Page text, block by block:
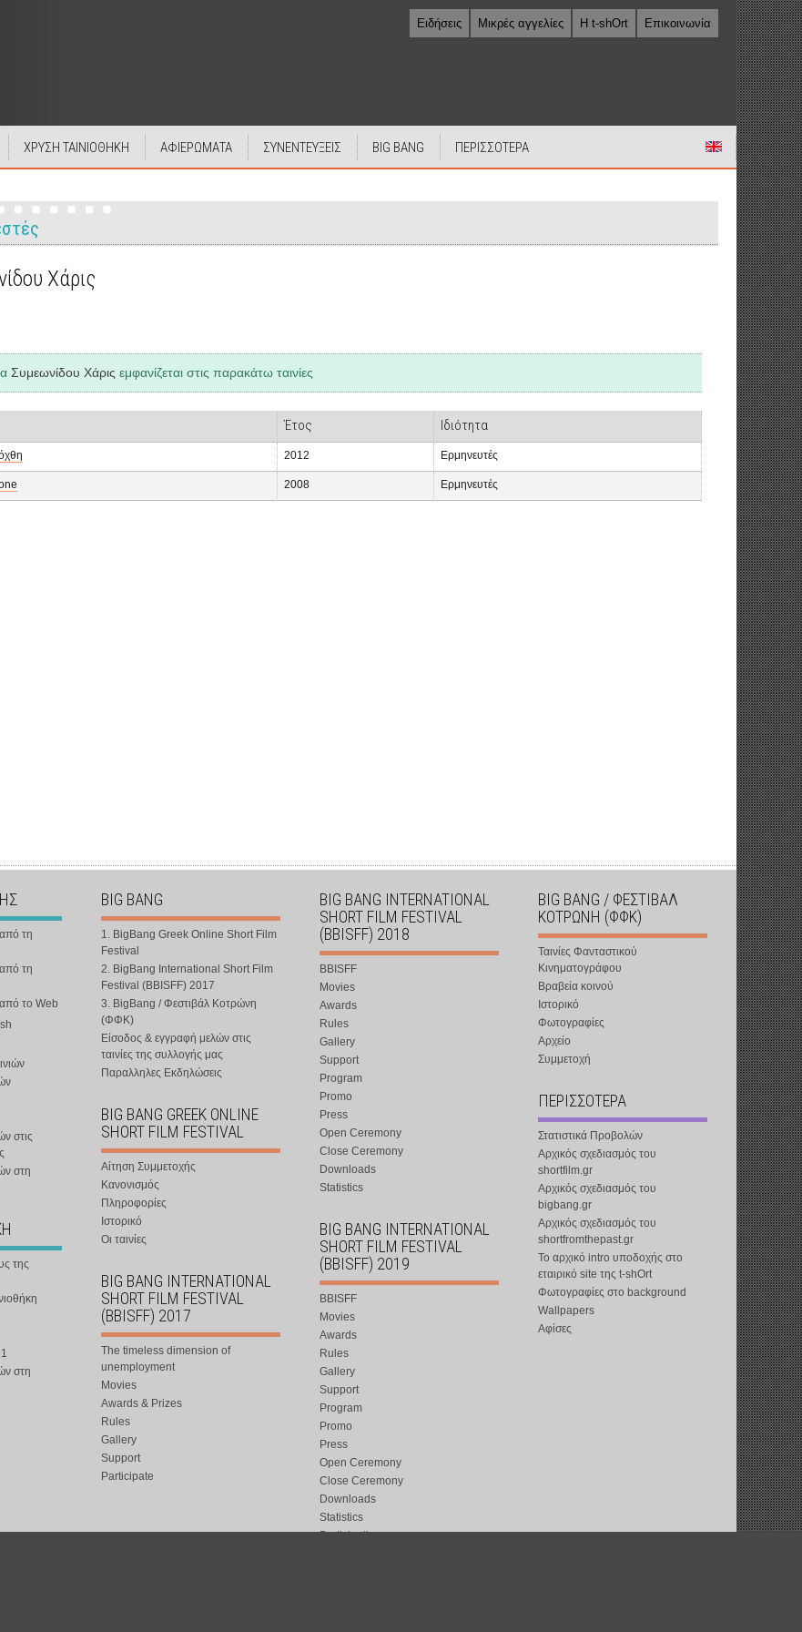
Ειδήσεις Μικρές αγγελίες Η t-shOrt Επικοινωνία
ΧΡΥΣΗ ΤΑΙΝΙΟΘΗΚΗ ΑΦΙΕΡΩΜΑΤΑ ΣΥΝΕΝΤΕΥΞΕΙΣ BIG BANG ΠΕΡΙΣΣΟΤΕΡΑ
Χάρις
Συμεωνίδου Χάρις εμφανίζεται στις παρακάτω ταινίες
Έτος Ιδιότητα
2012 Ερμηνευτές
2008 Ερμηνευτές
τη
τη
το Web
στις
στη
της
στη
BIG BANG
1. BigBang Greek Online Short Film
Festival
2. BigBang International Short Film
Festival (BBISFF) 2017
3. BigBang / Φεστιβάλ Κοτρώνη
(ΦΦΚ)
Είσοδος & εγγραφή μελών στις
ταινίες της συλλογής μας
Παραλληλες Εκδηλώσεις
BIG BANG GREEK ONLINE
SHORT FILM FESTIVAL
Αίτηση Συμμετοχής
Κανονισμός
Πληροφορίες
Ιστορικό
Οι ταινίες
BIG BANG INTERNATIONAL
SHORT FILM FESTIVAL
(BBISFF) 2017
The timeless dimension of
unemployment
Movies
Awards & Prizes
Rules
Gallery
Support
Participate
BIG BANG INTERNATIONAL
SHORT FILM FESTIVAL
(BBISFF) 2018
BBISFF
Movies
Awards
Rules
Gallery
Support
Program
Promo
Press
Open Ceremony
Close Ceremony
Downloads
Statistics
BIG BANG INTERNATIONAL
SHORT FILM FESTIVAL
(BBISFF) 2019
BBISFF
Movies
Awards
Rules
Gallery
Support
Program
Promo
Press
Open Ceremony
Close Ceremony
Downloads
Statistics
Participation
BIG BANG / ΦΕΣΤΙΒΑΛ
ΚΟΤΡΩΝΗ (ΦΦΚ)
Ταινίες Φανταστικού
Κινηματογράφου
Βραβεία κοινού
Ιστορικό
Φωτογραφίες
Αρχείο
Συμμετοχή
ΠΕΡΙΣΣΟΤΕΡΑ
Στατιστικά Προβολών
Αρχικός σχεδιασμός του
shortfilm.gr
Αρχικός σχεδιασμός του
bigbang.gr
Αρχικός σχεδιασμός του
shortfromthepast.gr
Το αρχικό intro υποδοχής στο
εταιρικό site της t-shOrt
Φωτογραφίες στο background
Wallpapers
Αφίσες